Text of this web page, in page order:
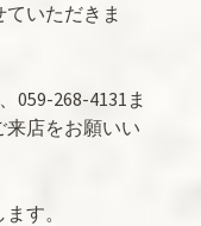
いただきま
059-268-4131ま
店をお願いい
す。